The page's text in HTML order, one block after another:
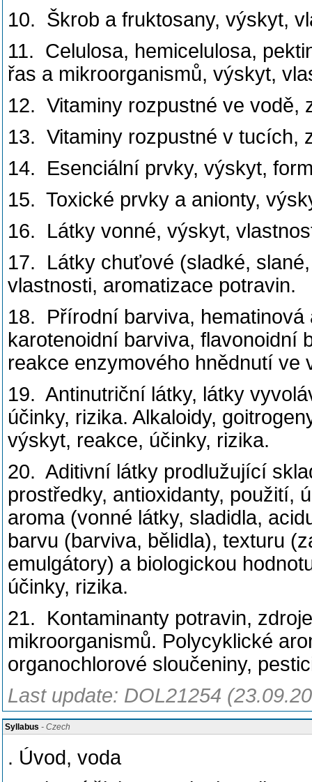
10. Škrob a fruktosany, výskyt,
11. Celulosa, hemicelulosa,
řas a mikroorganismů, výskyt,
12. Vitaminy rozpustné ve vodě,
13. Vitaminy rozpustné v tucích,
14. Esenciální prvky, výskyt,
15. Toxické prvky a anionty,
16. Látky vonné, výskyt,
17. Látky chuťové (sladké,
vlastnosti, aromatizace potravin.
18. Přírodní barviva, hematinová
karotenoidní barviva, flavonoidní
reakce enzymového hnědnutí ve
19. Antinutriční látky, látky
účinky, rizika. Alkaloidy,
výskyt, reakce, účinky, rizika.
20. Aditivní látky prodlužující
prostředky, antioxidanty, použití,
aroma (vonné látky, sladidla,
barvu (barviva, bělidla), texturu
emulgátory) a biologickou
účinky, rizika.
21. Kontaminanty potravin,
mikroorganismů. Polycyklické
organochlorové sloučeniny,
Last update: DOL21254
Syllabus - Czech
. Úvod, voda